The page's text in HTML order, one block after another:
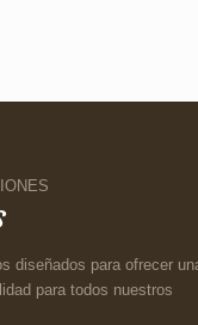
diseñados para ofrecer
para todos nuestros